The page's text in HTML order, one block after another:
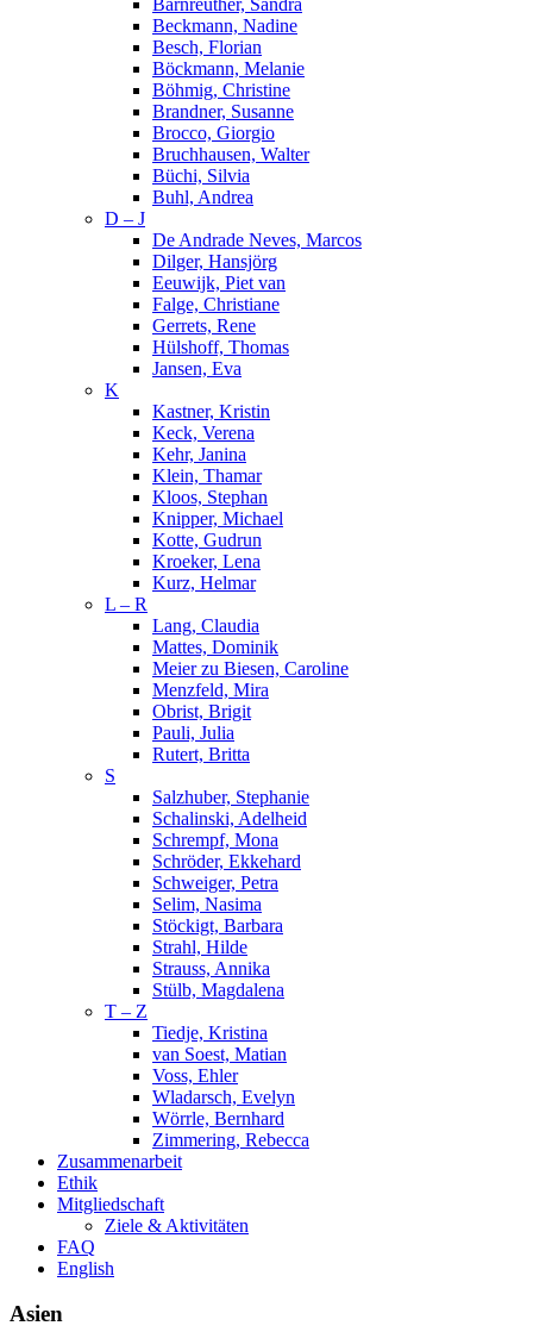
Beckmann, Nadine
Besch, Florian
Böckmann, Melanie
Böhmig, Christine
Brandner, Susanne
Brocco, Giorgio
Bruchhausen, Walter
Büchi, Silvia
Buhl, Andrea
D – J
De Andrade Neves, Marcos
Dilger, Hansjörg
Eeuwijk, Piet van
Falge, Christiane
Gerrets, Rene
Hülshoff, Thomas
Jansen, Eva
K
Kastner, Kristin
Keck, Verena
Kehr, Janina
Klein, Thamar
Kloos, Stephan
Knipper, Michael
Kotte, Gudrun
Kroeker, Lena
Kurz, Helmar
L – R
Lang, Claudia
Mattes, Dominik
Meier zu Biesen, Caroline
Menzfeld, Mira
Obrist, Brigit
Pauli, Julia
Rutert, Britta
S
Salzhuber, Stephanie
Schalinski, Adelheid
Schrempf, Mona
Schröder, Ekkehard
Schweiger, Petra
Selim, Nasima
Stöckigt, Barbara
Strahl, Hilde
Strauss, Annika
Stülb, Magdalena
T – Z
Tiedje, Kristina
van Soest, Matian
Voss, Ehler
Wladarsch, Evelyn
Wörrle, Bernhard
Zimmering, Rebecca
Zusammenarbeit
Ethik
Mitgliedschaft
Ziele & Aktivitäten
FAQ
English
Asien